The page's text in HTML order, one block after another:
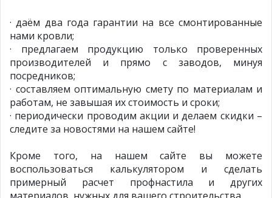
· даём два года гарантии на все смонтированные
нами кровли;
· предлагаем продукцию только проверенных
производителей и прямо с заводов, минуя
посредников;
· составляем оптимальную смету по материалам и
работам, не завышая их стоимость и сроки;
· периодически проводим акции и делаем скидки –
следите за новостями на нашем сайте!
Кроме того, на нашем сайте вы можете
воспользоваться калькулятором и сделать
примерный расчет профнастила и других